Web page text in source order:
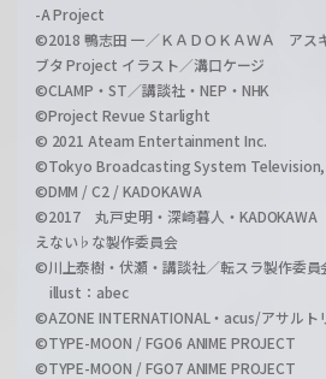
-A Project
©2018 鴨志田 一／ＫＡＤＯＫＡＷＡ アス
ブタ Project イラスト／溝口ケージ
©CLAMP・ST／講談社・NEP・NHK
©Project Revue Starlight
© 2021 Ateam Entertainment Inc.
©Tokyo Broadcasting System Television,
©DMM / C2 / KADOKAWA
©2017 丸戸史明・深崎暮人・
えない♭な製作委員会
©川上泰樹・伏瀬・講談社／転スラ製作委員
illust：abec
©AZONE INTERNATIONAL・acus/アサルト
©TYPE-MOON / FGO6 ANIME PROJECT
©TYPE-MOON / FGO7 ANIME PROJECT